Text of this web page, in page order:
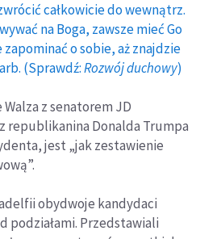
całkowicie do wewnątrz.
na Boga, zawsze mieć Go
o sobie, aż znajdzie
(Sprawdź:Rozwój duchowy)
z senatorem JD
republikanina Donalda Trumpa
jest „jak zestawienie
obydwoje kandydaci
podziałami. Przedstawiali